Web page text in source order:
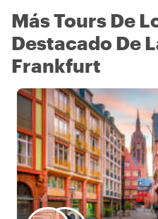
Más Tours De
Destacado De
Frankfurt